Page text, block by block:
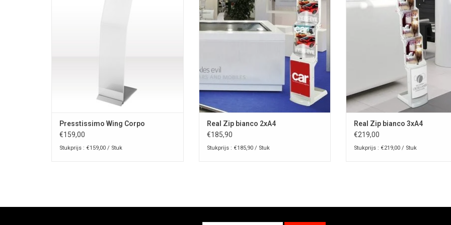
Presstissimo Wing Corpo
€159,00
Stukprijs : €159,00 / Stuk
TOEVOEGEN AAN WINKELWAGEN
Real Zip bianco 2xA4
€185,90
Stukprijs : €185,90 / Stuk
TOEVOEGEN AAN
Real Zip bianco 3xA4
€219,00
Stukprijs : €219,00 / Stuk